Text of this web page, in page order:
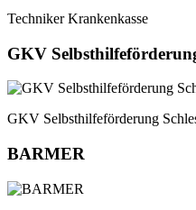
Techniker Krankenkasse
GKV
GKV Selbsthilfeförderung
BARMER